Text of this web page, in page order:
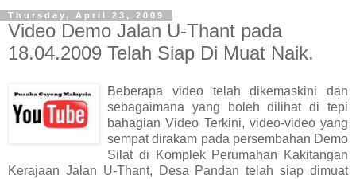
Thursday, April 23, 2009
Video Demo Jalan U-Thant pada
18.04.2009 Telah Siap Di Muat Naik.
Beberapa video telah dikemaskini dan
sebagaimana yang boleh dilihat di tepi
bahagian Video Terkini, video-video yang
sempat dirakam pada persembahan Demo
Silat di Komplek Perumahan Kakitangan
Kerajaan Jalan U-Thant, Desa Pandan telah siap dimuat